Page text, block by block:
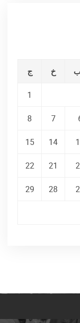
خ ج
1
7
8
14
15
21
22
28
29